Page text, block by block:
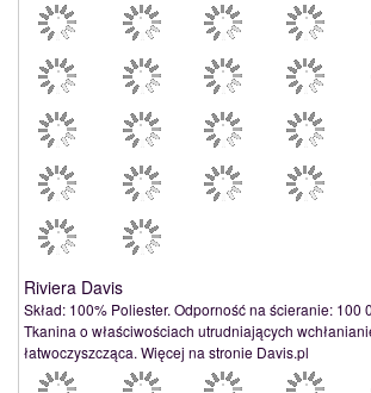
Riviera Davis
Skład: 100% Poliester. Odporność na ścieranie: 100
Tkanina o właściwościach utrudniających
łatwoczyszcząca. Więcej na stronie Davis.pl